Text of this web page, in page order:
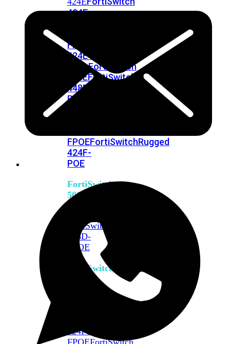
424E-
FPOE
424E-
FiberFortiSwitch
448EFortiSwitch
448E-
POE
FPOEFortiSwitchRugged
424F-
POE
FortiSwitch
500
FortiSwitch
548D-
FPOE
FortiSwitch
624F-
FPOEFortiSwitch